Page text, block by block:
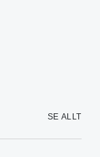
SE ALLT